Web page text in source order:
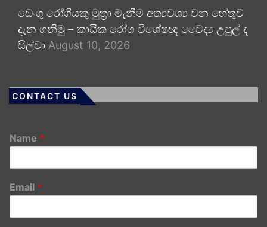
ඩෙංගු රෝගියකු ⁣මුත්‍රා මැනීම අත්‍යවශ්‍ය වන හේතුව
දැන ගනිමු – කායික රෝග විශේෂඥ වෛද්‍ය උපුල් ද
සිල්වා August 10, 2026
CONTACT US
Name *
Email *